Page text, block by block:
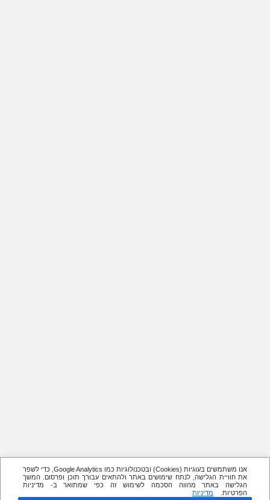
אנו משתמשים בעוגיות (Cookies) ובטכנולוגיות כמו Google Analytics, כדי לשפר
את חוויית הגלישה, לנתח שימושים באתר ולהתאים עבורך תוכן ופרסום. המשך
הגלישה באתר מהווה הסכמה לשימוש זה כפי שמתואר ב- מדיניות
הפרטיות.
מדיניות